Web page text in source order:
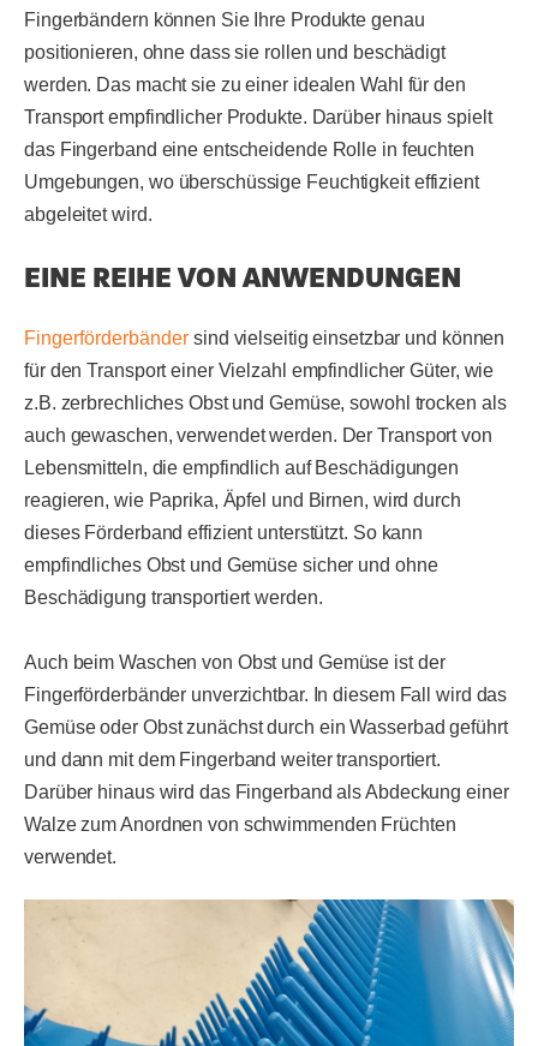
Fingerbändern können Sie Ihre Produkte genau
positionieren, ohne dass sie rollen und beschädigt
werden. Das macht sie zu einer idealen Wahl für den
Transport empfindlicher Produkte. Darüber hinaus spielt
das Fingerband eine entscheidende Rolle in feuchten
Umgebungen, wo überschüssige Feuchtigkeit effizient
abgeleitet wird.
EINE REIHE VON ANWENDUNGEN
Fingerförderbänder sind vielseitig einsetzbar und können
für den Transport einer Vielzahl empfindlicher Güter, wie
z.B. zerbrechliches Obst und Gemüse, sowohl trocken als
auch gewaschen, verwendet werden. Der Transport von
Lebensmitteln, die empfindlich auf Beschädigungen
reagieren, wie Paprika, Äpfel und Birnen, wird durch
dieses Förderband effizient unterstützt. So kann
empfindliches Obst und Gemüse sicher und ohne
Beschädigung transportiert werden.
Auch beim Waschen von Obst und Gemüse ist der
Fingerförderbänder unverzichtbar. In diesem Fall wird das
Gemüse oder Obst zunächst durch ein Wasserbad geführt
und dann mit dem Fingerband weiter transportiert.
Darüber hinaus wird das Fingerband als Abdeckung einer
Walze zum Anordnen von schwimmenden Früchten
verwendet.